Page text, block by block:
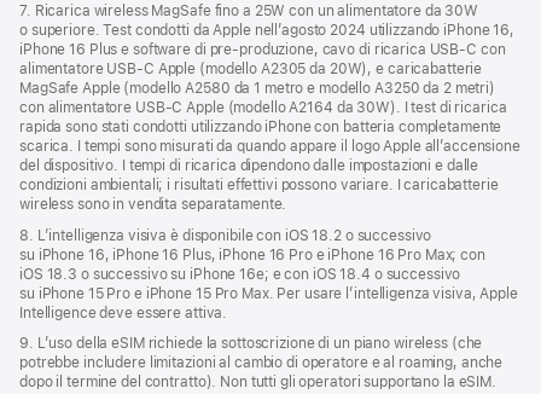
7. Ricarica wireless MagSafe fino a 25W con un alimentatore da 30W
o superiore. Test condotti da Apple nell’agosto 2024 utilizzando iPhone 16,
iPhone 16 Plus e software di pre‑produzione, cavo di ricarica USB‑C con
alimentatore USB‑C Apple (modello A2305 da 20W), e caricabatterie
MagSafe Apple (modello A2580 da 1 metro e modello A3250 da 2 metri)
con alimentatore USB‑C Apple (modello A2164 da 30W). I test di ricarica
rapida sono stati condotti utilizzando iPhone con batteria completamente
scarica. I tempi sono misurati da quando appare il logo Apple all’accensione
del dispositivo. I tempi di ricarica dipendono dalle impostazioni e dalle
condizioni ambientali; i risultati effettivi possono variare. I caricabatterie
wireless sono in vendita separatamente.
8. L’intelligenza visiva è disponibile con iOS 18.2 o successivo
su iPhone 16, iPhone 16 Plus, iPhone 16 Pro e iPhone 16 Pro Max; con
iOS 18.3 o successivo su iPhone 16e; e con iOS 18.4 o successivo
su iPhone 15 Pro e iPhone 15 Pro Max. Per usare l’intelligenza visiva, Apple
Intelligence deve essere attiva.
9. L’uso della eSIM richiede la sottoscrizione di un piano wireless (che
potrebbe includere limitazioni al cambio di operatore e al roaming, anche
dopo il termine del contratto). Non tutti gli operatori supportano la eSIM.